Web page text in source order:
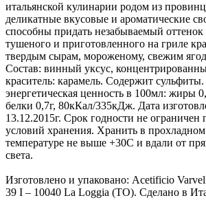
итальянской кулинарии родом из
деликатные вкусовые и ароматические
способны придать незабываемый
тушеного и приготовленного на гриле
твердым сырам, мороженому, свежим
Состав: винный уксус,
краситель: карамель. Содержит
энергетическая ценность в 100мл: жиры
белки 0,7г, 80кКал/335кДж. Дата
13.12.2015г. Срок годности не
условий хранения. Хранить в
температуре не выше +30С и вдали от
света.
Изготовлено и упаковано: Acetificio
39 I – 10040 La Loggia (TO). Сделано в